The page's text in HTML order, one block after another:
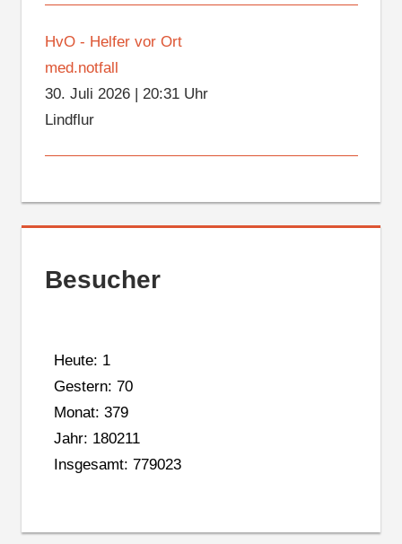
HvO - Helfer vor Ort
med.notfall
30. Juli 2026| 20:31 Uhr
Lindflur
Besucher
Heute: 1
Gestern: 70
Monat: 379
Jahr: 180211
Insgesamt: 779023